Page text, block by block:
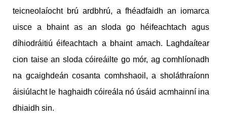
teicneolaíocht brú ardbhrú, a fhéadfaidh an iomarca
uisce a bhaint as an sloda go héifeachtach agus
díhiodráitiú éifeachtach a bhaint amach. Laghdaítear
cion taise an sloda cóireáilte go mór, ag comhlíonadh
na gcaighdeán cosanta comhshaoil, a sholáthraíonn
áisiúlacht le haghaidh cóireála nó úsáid acmhainní ina
dhiaidh sin.